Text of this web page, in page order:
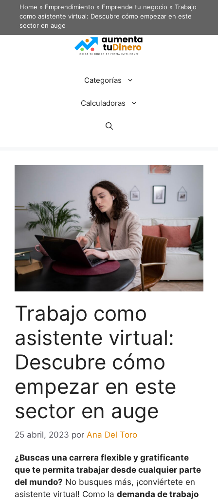
Home » Emprendimiento » Emprende tu negocio » Trabajo
como asistente virtual: Descubre cómo empezar en este
sector en auge
Categorías
Calculadoras
Trabajo como
asistente virtual:
Descubre cómo
empezar en este
sector en auge
25 abril, 2023 por Ana Del Toro
¿Buscas una carrera flexible y gratificante
que te permita trabajar desde cualquier parte
del mundo? No busques más, ¡conviértete en
asistente virtual! Como la demanda de trabajo